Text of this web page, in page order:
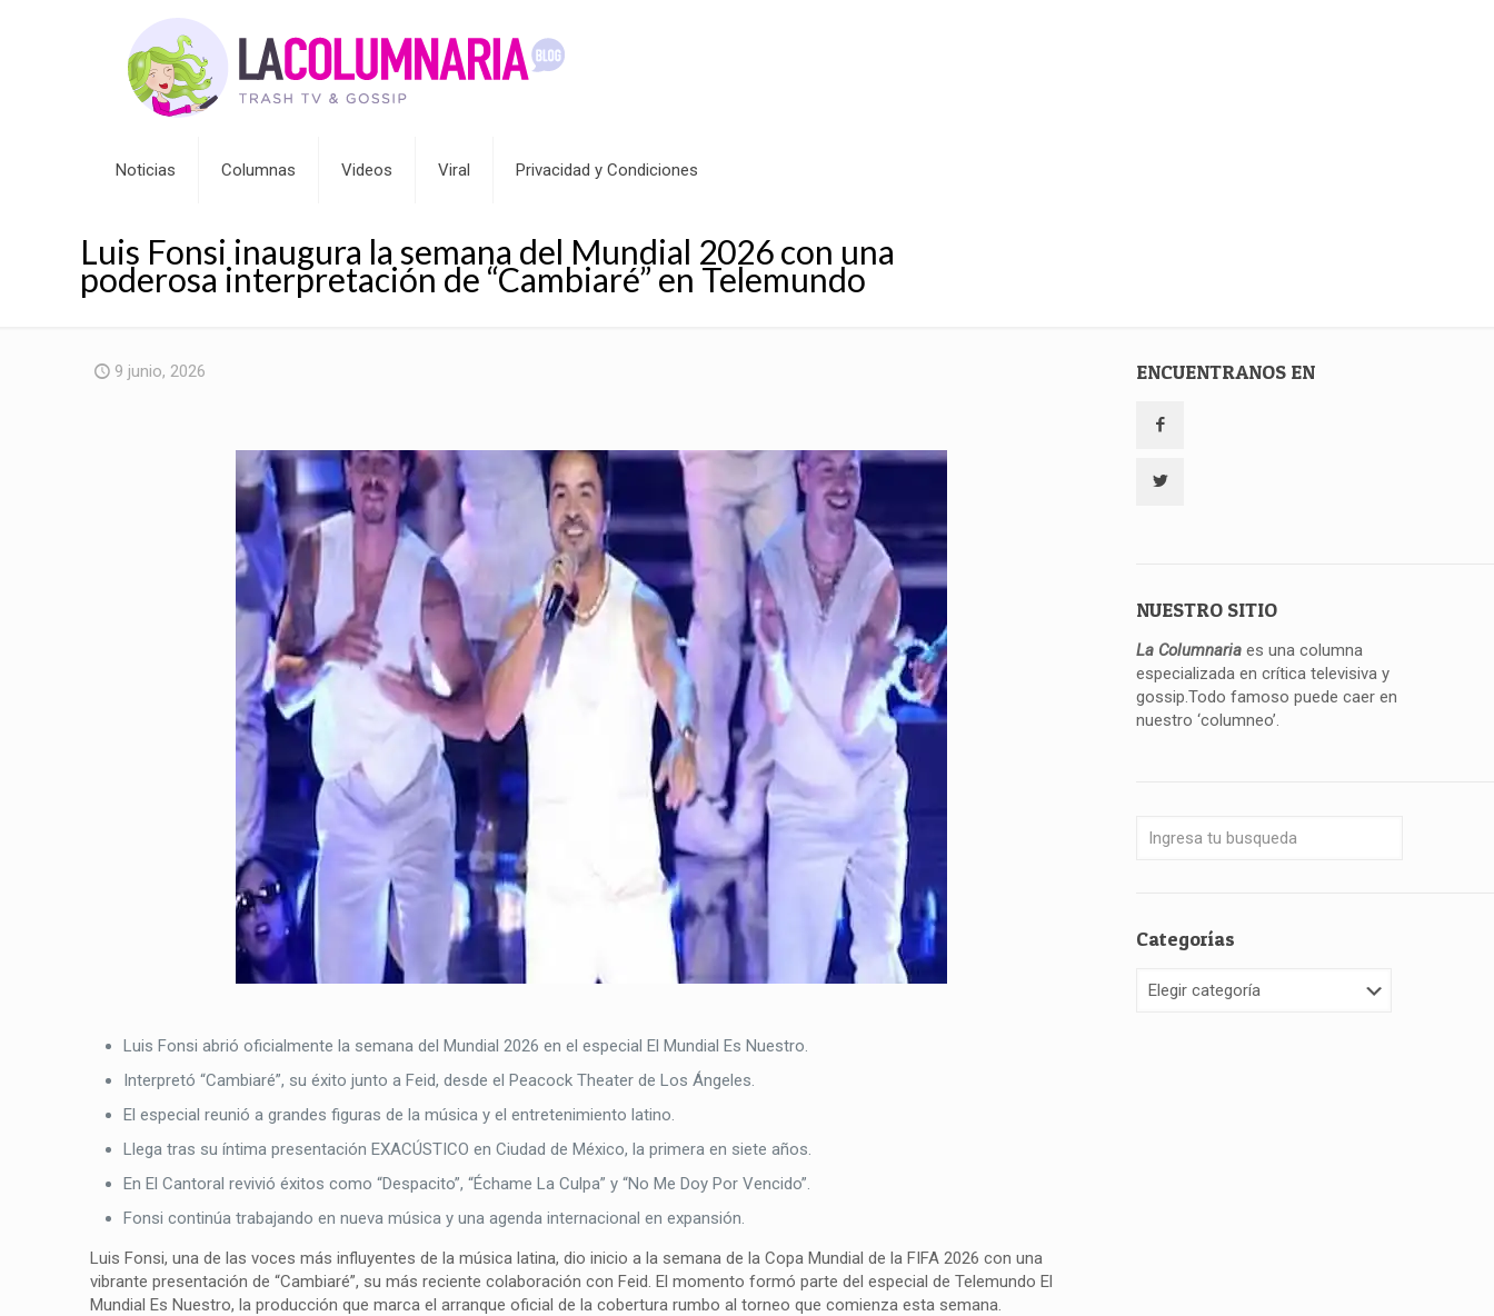
Noticias Columnas Videos Viral Privacidad y Condiciones
Luis Fonsi inaugura la semana del Mundial 2026 con una
poderosa interpretación de “Cambiaré” en Telemundo
9 junio, 2026
Luis Fonsi abrió oficialmente la semana del Mundial 2026 en el especial El Mundial Es Nuestro.
Interpretó “Cambiaré”, su éxito junto a Feid, desde el Peacock Theater de Los Ángeles.
El especial reunió a grandes figuras de la música y el entretenimiento latino.
Llega tras su íntima presentación EXACÚSTICO en Ciudad de México, la primera en siete años.
En El Cantoral revivió éxitos como “Despacito”, “Échame La Culpa” y “No Me Doy Por Vencido”.
Fonsi continúa trabajando en nueva música y una agenda internacional en expansión.
Luis Fonsi, una de las voces más influyentes de la música latina, dio inicio a la semana de la Copa Mundial de la FIFA 2026 con una
vibrante presentación de “Cambiaré”, su más reciente colaboración con Feid. El momento formó parte del especial de Telemundo El
Mundial Es Nuestro, la producción que marca el arranque oficial de la cobertura rumbo al torneo que comienza esta semana.
ENCUENTRANOS EN
NUESTRO SITIO
La Columnaria es una columna
especializada en crítica televisiva y
gossip.Todo famoso puede caer en
nuestro ‘columneo’.
Categorías